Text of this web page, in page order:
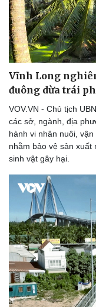
Vĩnh Long
đuông dừa trái
VOV.VN - Chủ tịch
các sở, ngành, địa
hành vi nhân nuôi,
nhằm bảo vệ sản xuất
sinh vật gây hại.